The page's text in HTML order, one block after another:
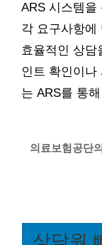
ARS 시스템을
각 요구사항에
효율적인 상담
인트 확인이나
는 ARS를 통
의료보험공단
상담원